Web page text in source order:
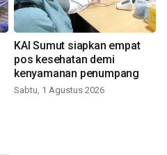
KAI Sumut siapkan empat
pos kesehatan demi
kenyamanan penumpang
Sabtu, 1 Agustus 2026